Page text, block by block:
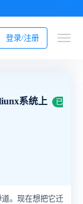
登录/注册
系统上
已
。现在想把它迁